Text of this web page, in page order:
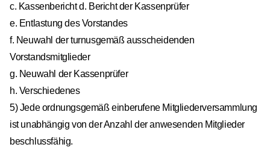
c. Kassenbericht d. Bericht der Kassenprüfer
e. Entlastung des Vorstandes
f. Neuwahl der turnusgemäß ausscheidenden
Vorstandsmitglieder
g. Neuwahl der Kassenprüfer
h. Verschiedenes
5) Jede ordnungsgemäß einberufene Mitgliederversammlung
ist unabhängig von der Anzahl der anwesenden Mitglieder
beschlussfähig.